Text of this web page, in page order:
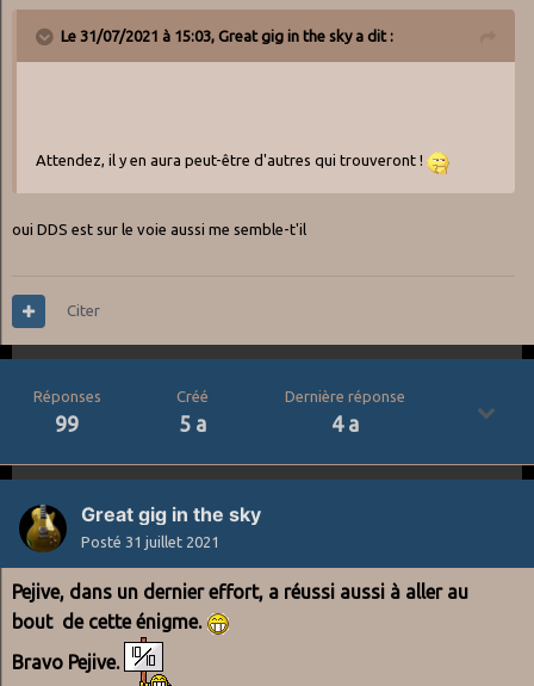
Le 31/07/2021 à 15:03, Great gig in the skya dit :
Attendez, il y en aura peut-être d'autres qui trouveront !
oui DDS est sur le voie aussi me semble-t'il
Citer
Réponses
99
Créé
5 a
Dernière réponse
4 a
Great gig in the sky
Posté 31 juillet 2021
Pejive, dans un dernier effort, a réussi aussi à aller au
bout de cette énigme.
Bravo Pejive.